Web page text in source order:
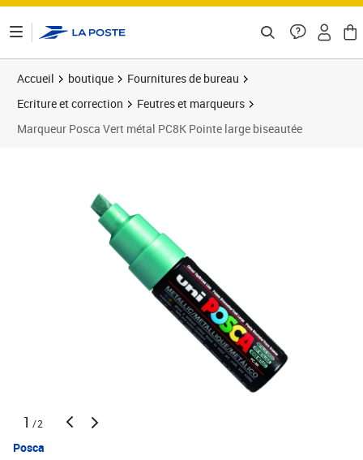
Accueil boutique
Fournitures de bureau
Ecriture et correction
Feutres et marqueurs
Marqueur Posca Vert métal PC8K Pointe large biseautée
1 /2
Posca